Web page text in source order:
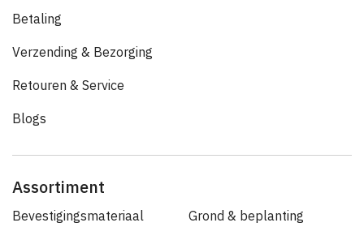
Betaling
Verzending & Bezorging
Retouren & Service
Blogs
Assortiment
Bevestigingsmateriaal
Grond & beplanting